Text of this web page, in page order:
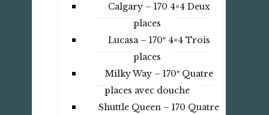
Calgary – 170 4×4 Deux
places
Lucasa – 170″ 4×4 Trois
places
Milky Way – 170″ Quatre
places avec douche
Shuttle Queen – 170 Quatre